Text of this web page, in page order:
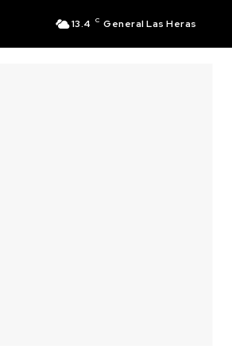
13.4 C General Las Heras